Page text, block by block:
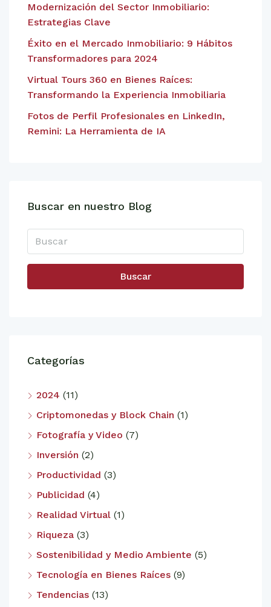
Modernización del Sector Inmobiliario:
Estrategias Clave
Éxito en el Mercado Inmobiliario: 9 Hábitos
Transformadores para 2024
Virtual Tours 360 en Bienes Raíces:
Transformando la Experiencia Inmobiliaria
Fotos de Perfil Profesionales en LinkedIn,
Remini: La Herramienta de IA
Buscar en nuestro Blog
Buscar
Categorías
2024 (11)
Criptomonedas y Block Chain (1)
Fotografía y Video (7)
Inversión (2)
Productividad (3)
Publicidad (4)
Realidad Virtual (1)
Riqueza (3)
Sostenibilidad y Medio Ambiente (5)
Tecnología en Bienes Raíces (9)
Tendencias (13)